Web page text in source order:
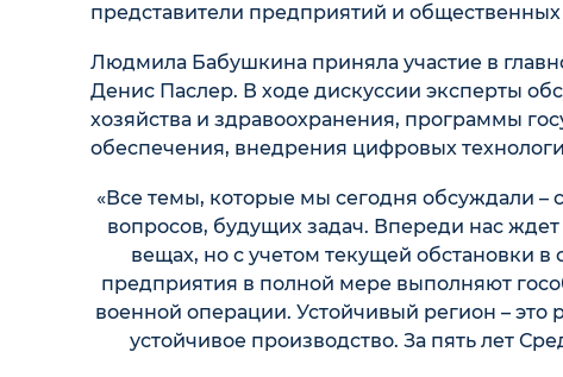
представители предприятий и
Людмила Бабушкина приняла участие в
Денис Паслер. В ходе дискуссии эксперты
хозяйства и здравоохранения, программы
обеспечения, внедрения цифровых
«Все темы, которые мы сегодня обсуждали –
вопросов, будущих задач. Впереди нас
вещах, но с учетом текущей обстановки
предприятия в полной мере выполняют
военной операции. Устойчивый регион –
устойчивое производство. За пять лет